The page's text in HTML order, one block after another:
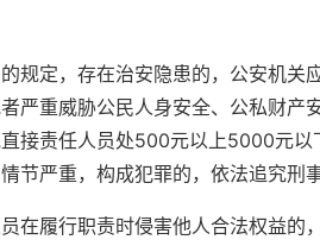
规定，存在治安隐患的，公安机关
严重威胁公民人身安全、公私财
接责任人员处500元以上5000元
节严重，构成犯罪的，依法追究刑事
在履行职责时侵害他人合法权益的